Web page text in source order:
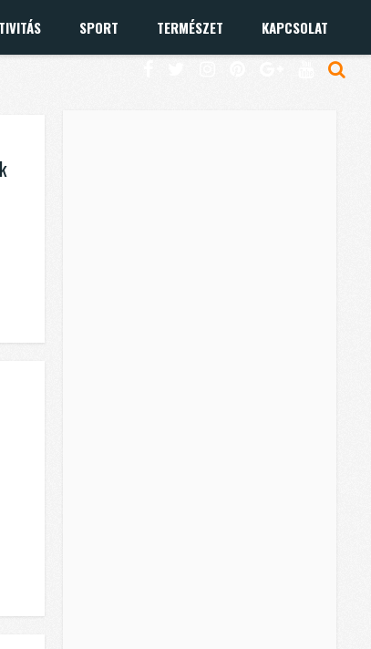
SPORT TERMÉSZET KAPCSOLAT